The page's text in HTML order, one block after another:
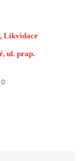
Likvidace
ul. prap.
0